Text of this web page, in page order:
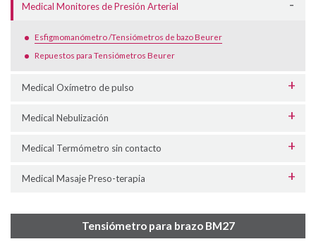
Medical Monitores de Presión Arterial
Esfigmomanómetro /Tensiómetros de bazo Beurer
Repuestos para Tensiómetros Beurer
Medical Oxímetro de pulso
Medical Nebulización
Medical Termómetro sin contacto
Medical Masaje Preso-terapia
Tensiómetro para brazo BM27